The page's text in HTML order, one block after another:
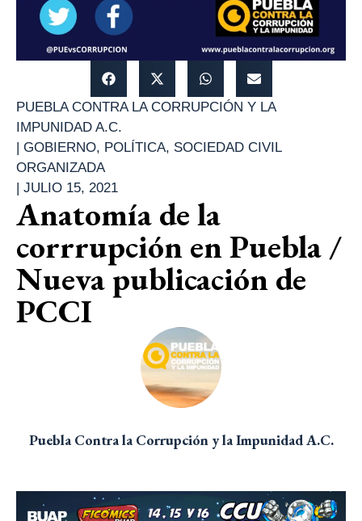
PUEBLA CONTRA LA CORRUPCIÓN Y LA
IMPUNIDAD A.C.
GOBIERNO, POLÍTICA, SOCIEDAD CIVIL
ORGANIZADA
JULIO 15, 2021
Anatomía de la
corrrupción en Puebla /
Nueva publicación de
PCCI
Puebla Contra la Corrupción y la Impunidad A.C.